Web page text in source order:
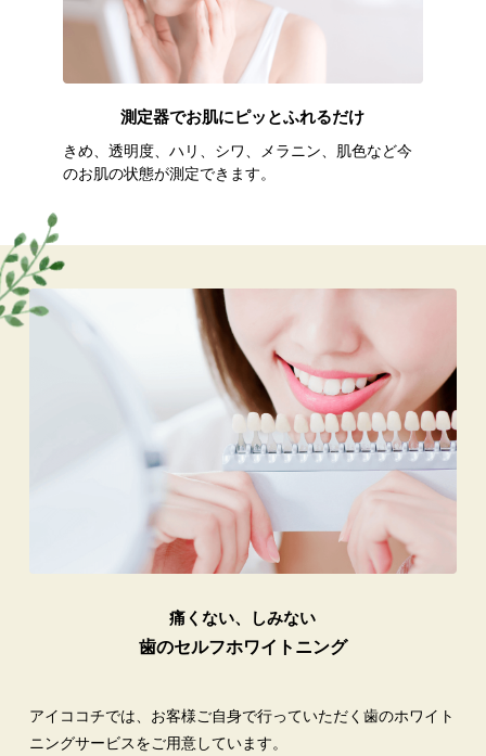
測定器でお肌にピッとふれるだけ
きめ、透明度、ハリ、シワ、メラニン、肌色など今
のお肌の状態が測定できます。
痛くない、しみない
歯のセルフホワイトニング
アイココチでは、お客様ご自身で行っていただく歯のホワイト
ニングサービスをご用意しています。